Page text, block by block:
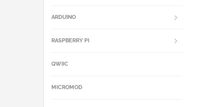
ARDUINO
RASPBERRY PI
QWIIC
MICROMOD